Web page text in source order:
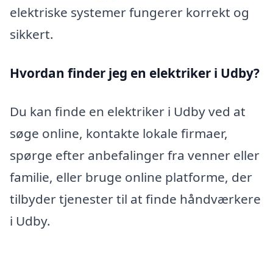
elektriske systemer fungerer korrekt og
sikkert.
Hvordan finder jeg en elektriker i Udby?
Du kan finde en elektriker i Udby ved at
søge online, kontakte lokale firmaer,
spørge efter anbefalinger fra venner eller
familie, eller bruge online platforme, der
tilbyder tjenester til at finde håndværkere
i Udby.